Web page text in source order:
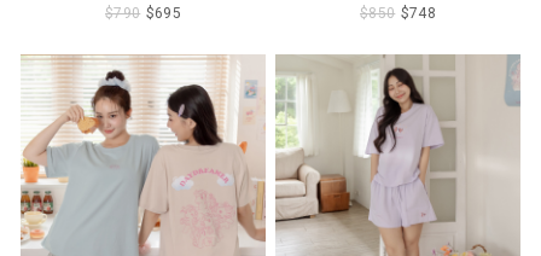
$790 $695
$850 $748